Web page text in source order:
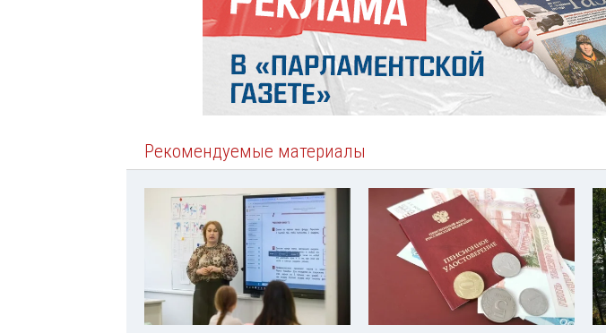
Рекомендуемые материалы